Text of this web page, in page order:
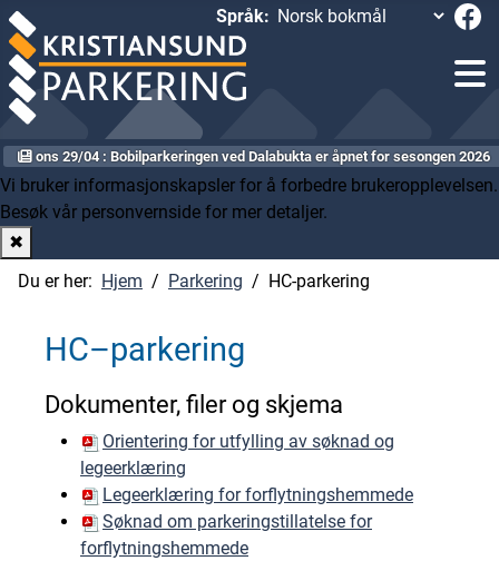
Språk:
ons 29/04 : Bobilparkeringen ved Dalabukta er åpnet for sesongen 2026
Vi bruker informasjonskapsler for å forbedre brukeropplevelsen.
Besøk vår personvernside for mer detaljer.
✖
Du er her: Hjem Parkering HC-parkering
HC–parkering
Dokumenter, filer og skjema
Orientering for utfylling av søknad og
legeerklæring
Legeerklæring for forflytningshemmede
Søknad om parkeringstillatelse for
forflytningshemmede